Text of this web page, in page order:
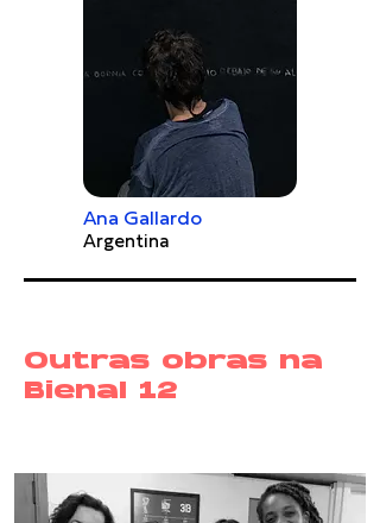
Ana Gallardo
Argentina
Outras obras na
Bienal 12